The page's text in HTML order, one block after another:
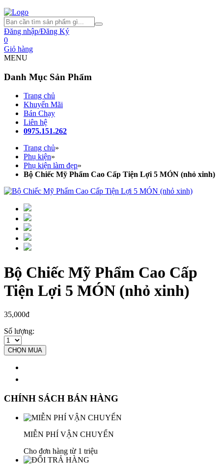
Đăng nhập/Đăng Ký
0
Giỏ hàng
MENU
Danh Mục Sản Phẩm
Trang chủ
Khuyến Mãi
Bán Chạy
Liên hệ
0975.151.262
Trang chủ»
Phụ kiện»
Phụ kiện làm đẹp»
Bộ Chiếc Mỹ Phẩm Cao Cấp Tiện Lợi 5 MÓN (nhỏ xinh)
Bộ Chiếc Mỹ Phẩm Cao Cấp
Tiện Lợi 5 MÓN (nhỏ xinh)
35,000đ
Số lượng:
CHỌN MUA
CHÍNH SÁCH BÁN HÀNG
MIỄN PHÍ VẬN CHUYỂN
Cho đơn hàng từ 1 triệu